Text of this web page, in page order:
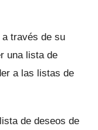
través de su
una lista de
a las listas de
de deseos de